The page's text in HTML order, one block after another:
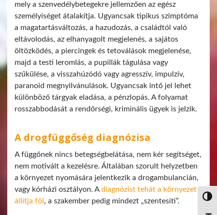
mely a szenvedélybetegekre jellemzően az egész
személyiséget átalakítja. Ugyancsak tipikus szimptóma
a magatartásváltozás, a hazudozás, a családtól való
eltávolodás, az elhanyagolt megjelenés, a sajátos
öltözködés, a piercingek és tetoválások megjelenése,
majd a testi leromlás, a pupillák tágulása vagy
szűkülése, a visszahúzódó vagy agresszív, impulzív,
paranoid megnyilvánulások. Ugyancsak intő jel lehet
különböző tárgyak eladása, a pénzlopás. A folyamat
rosszabbodását a rendőrségi, kriminális ügyek is jelzik.
A drogfüggőség diagnózisa
A függőnek nincs betegségbelátása, nem kér segítséget,
nem motivált a kezelésre. Általában szorult helyzetben
a környezet nyomására jelentkezik a drogambulancián,
vagy kórházi osztályon. Adiagnózist tehát a környezet
állítja föl , a szakember pedig mindezt „szentesíti”.